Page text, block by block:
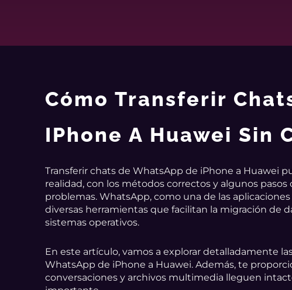
Cómo Transferir
IPhone A Huawei Sin
Transferir chats de WhatsApp de iPhone a Huawei
realidad, con los métodos correctos y algunos pasos
problemas. WhatsApp, como una de las
diversas herramientas que facilitan la migración de
sistemas operativos.
En este artículo, vamos a explorar detalladamente
WhatsApp de iPhone a Huawei. Además, te
conversaciones y archivos multimedia lleguen